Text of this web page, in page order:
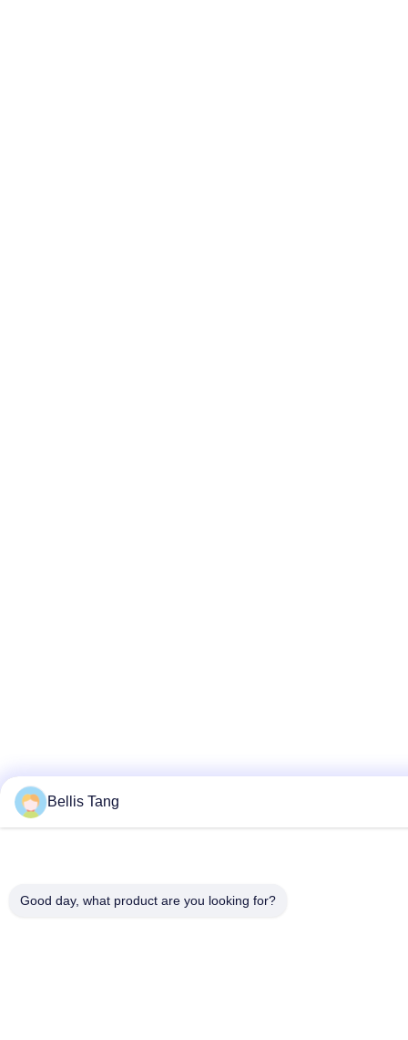
Bellis Tang
Good day, what product are you looking for?